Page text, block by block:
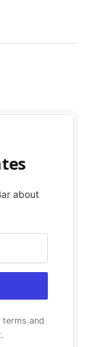
about
and